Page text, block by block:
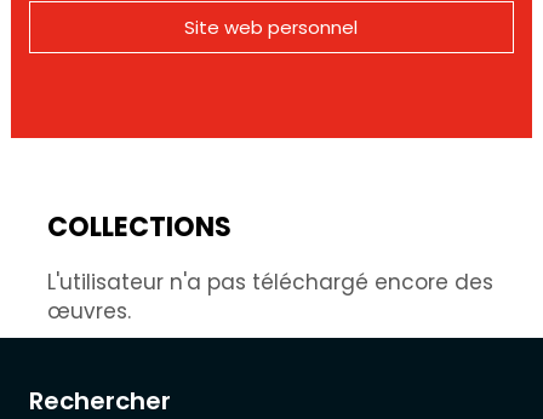
Rechercher
Site web personnel
COLLECTIONS
L'utilisateur n'a pas téléchargé encore des
œuvres.